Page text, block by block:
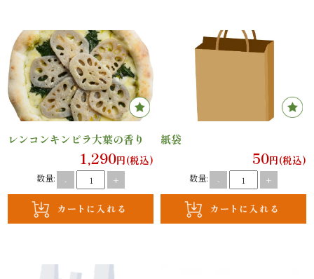
弁
当
折
詰
当
レンコンキンピラ大葉の香り
1,290円(税込)
数量: - +
紙袋
50円(税込)
数量: - +